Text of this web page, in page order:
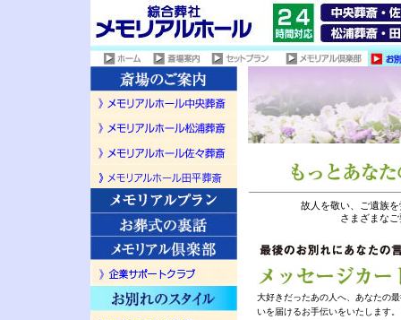
故人を敬い、ご遺族
さまざまな
大好きだったあの人へ、あなたの
いを届けるお手伝いをいたします。